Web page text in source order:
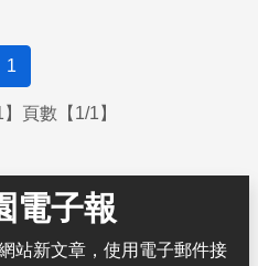
1
頁數【1/1】
電子報
站新文章，使用電子郵件接